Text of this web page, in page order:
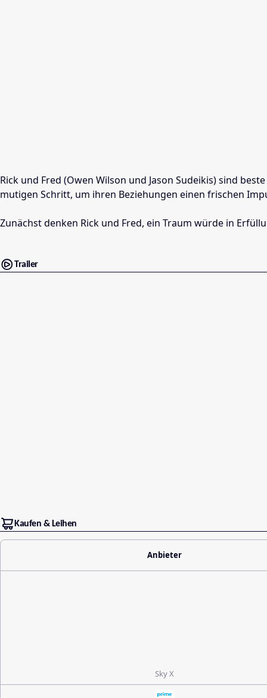
Rick und Fred (Owen Wilson und Jason Sudeikis) sind
mutigen Schritt, um ihren Beziehungen einen frischen
Zunächst denken Rick und Fred, ein Traum würde in
Trailer
Kaufen & Leihen
Anbieter
Sky X